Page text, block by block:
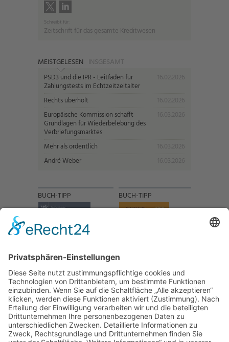
Schreibt für:
Zeitschrift für das gesamte Kreditwesen
MEISTGELESEN INSGESAMT
PSD3 und die IPR - Leitfaden für
Zahlungstests im Echtzeitzeitalter
Rechts überholt
Europäische Kommission schafft
Grundlagen für Wiederbelebung des
Verbriefungsmarktes
Mehr als ordentlich
André Weber
BUCH-TIPP BUCH-TIPP